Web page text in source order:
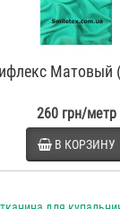
Матовый
260 грн/метр
В КОРЗИНУ